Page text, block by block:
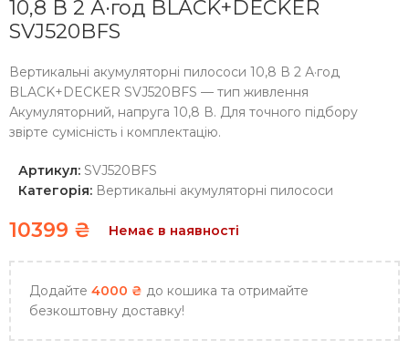
10,8 В 2 А·год BLACK+DECKER
SVJ520BFS
Вертикальні акумуляторні пилососи 10,8 В 2 А·год
BLACK+DECKER SVJ520BFS — тип живлення
Акумуляторний, напруга 10,8 В. Для точного підбору
звірте сумісність і комплектацію.
Артикул: SVJ520BFS
Категорія: Вертикальні акумуляторні пилососи
10399 ₴ Немає в наявності
Додайте 4000 ₴ до кошика та отримайте
безкоштовну доставку!